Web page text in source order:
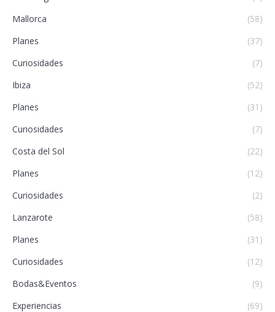
Mallorca
(58)
Planes
(37)
Curiosidades
(7)
Ibiza
(52)
Planes
(31)
Curiosidades
(7)
Costa del Sol
(22)
Planes
(12)
Curiosidades
(2)
Lanzarote
(58)
Planes
(31)
Curiosidades
(12)
Bodas&Eventos
(9)
Experiencias
(69)